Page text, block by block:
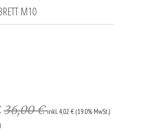
M10
36,00 €inkl. 4,02 € (19.0% MwSt.)